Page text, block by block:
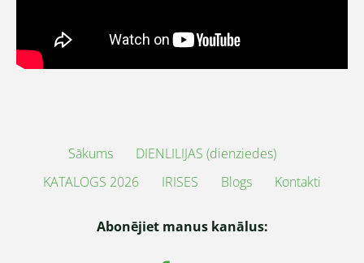
Sākums
DIENLILIJAS (dienziedes)
KATALOGS 2026
IRISES Blogs Kontakti
Abonējiet manus kanālus: